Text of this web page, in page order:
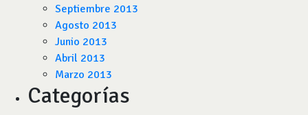
Septiembre 2013
Agosto 2013
Junio 2013
Abril 2013
Marzo 2013
Categorías